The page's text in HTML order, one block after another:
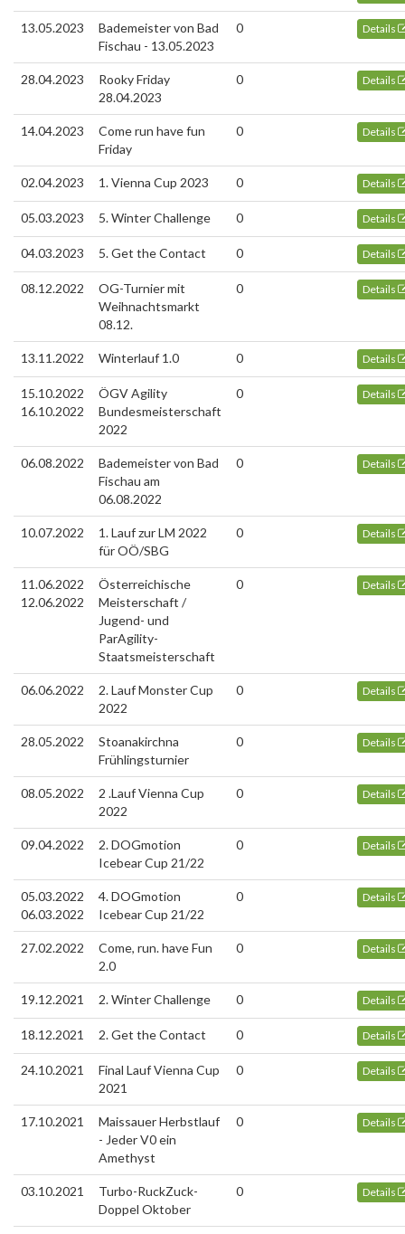
13.05.2023
Bademeister von Bad
Fischau - 13.05.2023
0 Details
28.04.2023
Rooky Friday
28.04.2023
0 Details
14.04.2023
Come run have fun
Friday
0 Details
02.04.2023 1. Vienna Cup 2023 0 Details
05.03.2023 5. Winter Challenge 0 Details
04.03.2023 5. Get the Contact 0 Details
08.12.2022
OG-Turnier mit
Weihnachtsmarkt
08.12.
0 Details
13.11.2022 Winterlauf 1.0 0 Details
15.10.2022
16.10.2022
ÖGV Agility
Bundesmeisterschaft
2022
0 Details
06.08.2022
Bademeister von Bad
Fischau am
06.08.2022
0 Details
10.07.2022
1. Lauf zur LM 2022
für OÖ/SBG
0 Details
11.06.2022
12.06.2022
Österreichische
Meisterschaft /
Jugend- und
ParAgility-
Staatsmeisterschaft
0 Details
06.06.2022
2. Lauf Monster Cup
2022
0 Details
28.05.2022
Stoanakirchna
Frühlingsturnier
0 Details
08.05.2022
2 .Lauf Vienna Cup
2022
0 Details
09.04.2022
2. DOGmotion
Icebear Cup 21/22
0 Details
05.03.2022
06.03.2022
4. DOGmotion
Icebear Cup 21/22
0 Details
27.02.2022
Come, run. have Fun
2.0
0 Details
19.12.2021 2. Winter Challenge 0 Details
18.12.2021 2. Get the Contact 0 Details
24.10.2021
Final Lauf Vienna Cup
2021
0 Details
17.10.2021
Maissauer Herbstlauf
- Jeder V0 ein
Amethyst
0 Details
03.10.2021
Turbo-RuckZuck-
Doppel Oktober
0 Details